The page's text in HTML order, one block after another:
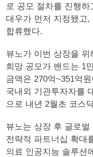
로 공모 절차를 진행
대우가 먼저 지정됐고
합류했다.
뷰노가 이번 상장을
희망 공모가 밴드는 1
금액은 270억~351억
국내외 기관투자자를
으로 내년 2월초 코스
뷰노는 상장 후 글로
전략적 파트너십 확대
의료 인공지능 솔루션